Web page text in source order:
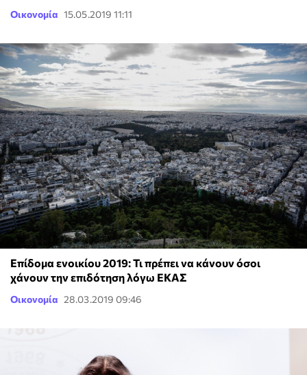
Οικονομία 15.05.2019 11:11
Επίδομα ενοικίου 2019: Τι πρέπει να κάνουν όσοι
χάνουν την επιδότηση λόγω ΕΚΑΣ
Οικονομία 28.03.2019 09:46